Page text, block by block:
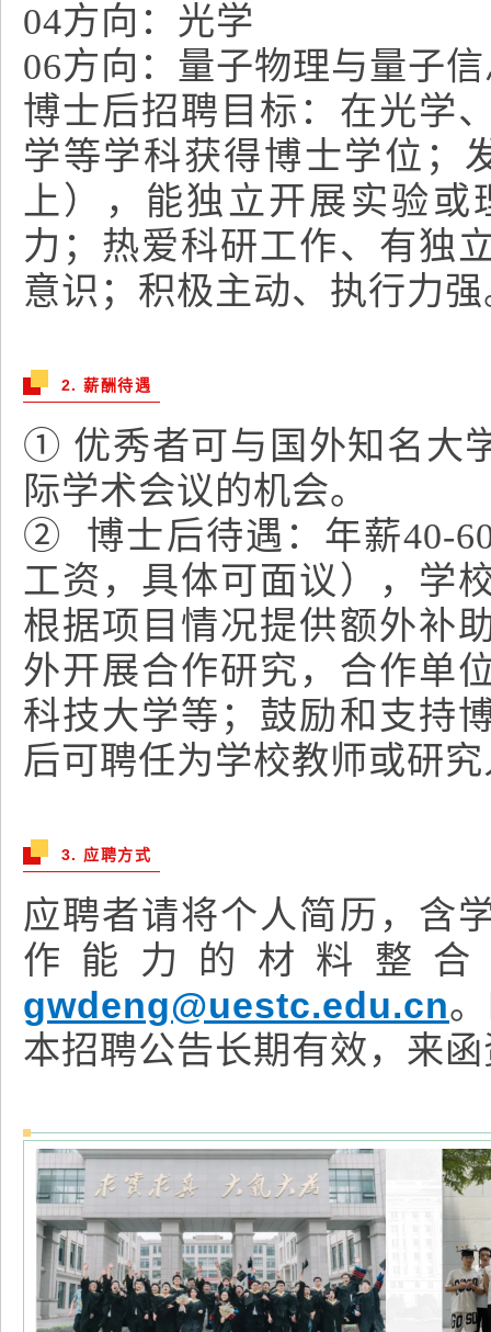
04方向：光学
06方向：量子物理与量子
博士后招聘目标：在光学
学等学科获得博士学位；
上），能独立开展实验
力；热爱科研工作、有独
意识；积极主动、执行力
2. 薪酬待遇
① 优秀者可与国外知名大
际学术会议的机会。
② 博士后待遇：年薪40-
工资，具体可面议），学
根据项目情况提供额外补
外开展合作研究，合作单
科技大学等；鼓励和支持
后可聘任为学校教师或研
3. 应聘方式
应聘者请将个人简历，含
作能力的材料整
gwdeng@uestc.edu.cn
本招聘公告长期有效，来